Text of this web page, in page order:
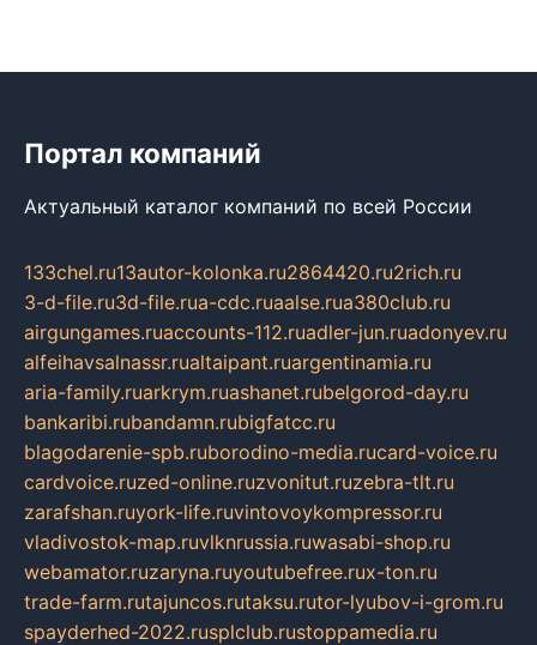
Портал компаний
Актуальный каталог компаний по всей России
133chel.ru13autor-kolonka.ru2864420.ru2rich.ru
3-d-file.ru3d-file.rua-cdc.ruaalse.rua380club.ru
airgungames.ruaccounts-112.ruadler-jun.ruadonyev.ru
alfeihavsalnassr.rualtaipant.ruargentinamia.ru
aria-family.ruarkrym.ruashanet.rubelgorod-day.ru
bankaribi.rubandamn.rubigfatcc.ru
blagodarenie-spb.ruborodino-media.rucard-voice.ru
cardvoice.ruzed-online.ruzvonitut.ruzebra-tlt.ru
zarafshan.ruyork-life.ruvintovoykompressor.ru
vladivostok-map.ruvlknrussia.ruwasabi-shop.ru
webamator.ruzaryna.ruyoutubefree.rux-ton.ru
trade-farm.rutajuncos.rutaksu.rutor-lyubov-i-grom.ru
spayderhed-2022.rusplclub.rustoppamedia.ru